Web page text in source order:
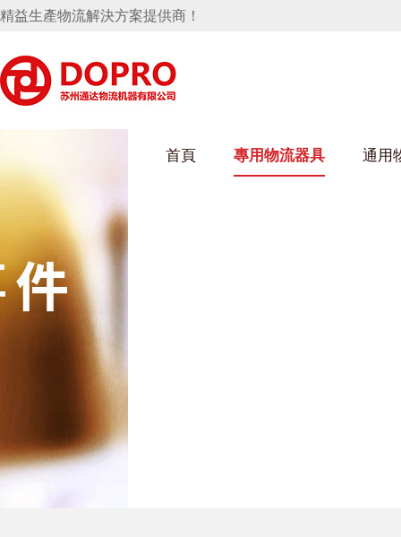
精益生產物流解決方案提供商！
首頁 專用物流器具
好色网站在线观看架
絲車/紡絲車
通用
鋼板箱
貨架係統
化纖紡織行業
化工行業